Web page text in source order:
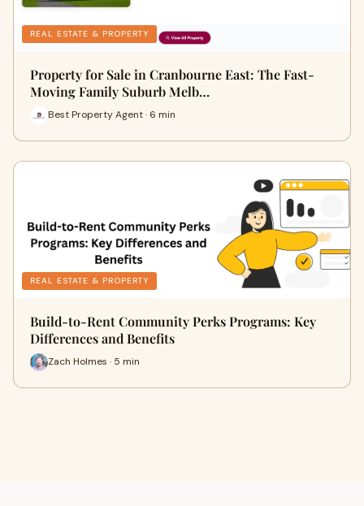
REAL ESTATE & PROPERTY
Property for Sale in Cranbourne East: The Fast-
Moving Family Suburb Melb…
Best Property Agent · 6 min
REAL ESTATE & PROPERTY
Build-to-Rent Community Perks Programs: Key
Differences and Benefits
Zach Holmes · 5 min